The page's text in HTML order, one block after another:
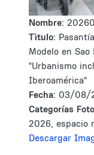
Nombre:
Tìtulo:
Modelo en
"Urbanismo
Iberoamérica"
Fecha: 03/08/
Categorías
2026, espacio
Descargar